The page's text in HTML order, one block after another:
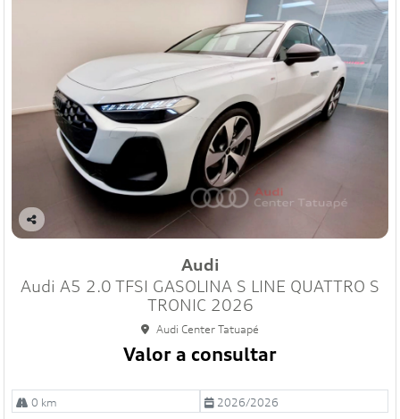
Co
ilh
Audi
Audi A5 2.0 TFSI GASOLINA S LINE QUATTRO S
TRONIC 2026
Audi Center Tatuapé
Valor a consultar
0 km 2026/2026